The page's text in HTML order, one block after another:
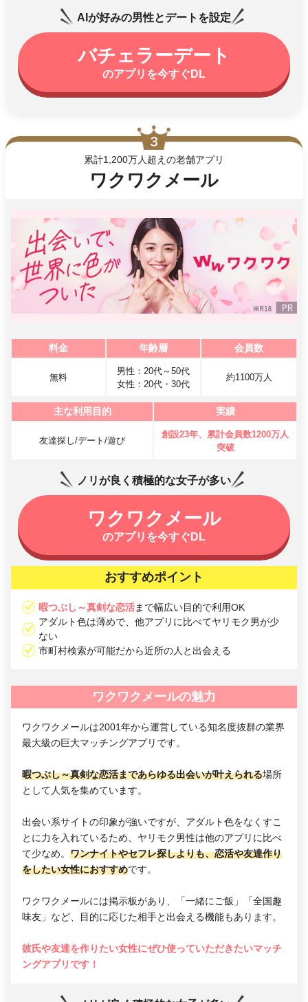
AIが好みの男性とデートを設定
バチェラーデート
のアプリを今すぐDL
累計1,200万人超えの老舗アプリ
ワクワクメール
料金 年齢層 会員数
無料
男性：20代～50代
女性：20代・30代
約1100万人
主な利用目的 実績
友達探し/デート/遊び
創設23年、累計会員数1200万人
突破
ノリが良く積極的な女子が多い
ワクワクメール
のアプリを今すぐDL
おすすめポイント
暇つぶし～真剣な恋活まで幅広い目的で利用OK
アダルト色は薄めで、他アプリに比べてヤリモク男が少
ない
市町村検索が可能だから近所の人と出会える
ワクワクメールの魅力
ワクワクメールは2001年から運営している知名度抜群の業界
最大級の巨大マッチングアプリです。
暇つぶし～真剣な恋活まであらゆる出会いが叶えられる場所
として人気を集めています。
出会い系サイトの印象が強いですが、アダルト色をなくすこ
とに力を入れているため、ヤリモク男性は他のアプリに比べ
て少なめ。 ワンナイトやセフレ探しよりも、恋活や友達作り
をしたい女性におすすめです。
ワクワクメールには掲示板があり、「一緒にご飯」「全国趣
味友」など、目的に応じた相手と出会える機能もあります。
彼氏や友達を作りたい女性にぜひ使っていただきたいマッチ
ングアプリです！